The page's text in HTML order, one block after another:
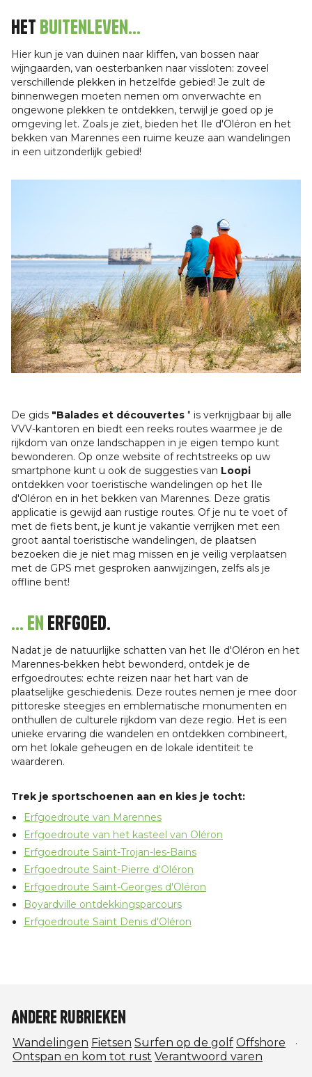
Het buitenleven...
Hier kun je van duinen naar kliffen, van bossen naar
wijngaarden, van oesterbanken naar vissloten: zoveel
verschillende plekken in hetzelfde gebied! Je zult de
binnenwegen moeten nemen om onverwachte en
ongewone plekken te ontdekken, terwijl je goed op je
omgeving let. Zoals je ziet, bieden het Ile d'Oléron en het
bekken van Marennes een ruime keuze aan wandelingen
in een uitzonderlijk gebied!
De gids "Balades et découvertes " is verkrijgbaar bij alle
VVV-kantoren en biedt een reeks routes waarmee je de
rijkdom van onze landschappen in je eigen tempo kunt
bewonderen. Op onze website of rechtstreeks op uw
smartphone kunt u ook de suggesties van Loopi
ontdekken voor toeristische wandelingen op het Ile
d'Oléron en in het bekken van Marennes. Deze gratis
applicatie is gewijd aan rustige routes. Of je nu te voet of
met de fiets bent, je kunt je vakantie verrijken met een
groot aantal toeristische wandelingen, de plaatsen
bezoeken die je niet mag missen en je veilig verplaatsen
met de GPS met gesproken aanwijzingen, zelfs als je
offline bent!
... en erfgoed.
Nadat je de natuurlijke schatten van het Ile d'Oléron en het
Marennes-bekken hebt bewonderd, ontdek je de
erfgoedroutes: echte reizen naar het hart van de
plaatselijke geschiedenis. Deze routes nemen je mee door
pittoreske steegjes en emblematische monumenten en
onthullen de culturele rijkdom van deze regio. Het is een
unieke ervaring die wandelen en ontdekken combineert,
om het lokale geheugen en de lokale identiteit te
waarderen.
Trek je sportschoenen aan en kies je tocht:
Erfgoedroute van Marennes
Erfgoedroute van het kasteel van Oléron
Erfgoedroute Saint-Trojan-les-Bains
Erfgoedroute Saint-Pierre d'Oléron
Erfgoedroute Saint-Georges d'Oléron
Boyardville ontdekkingsparcours
Erfgoedroute Saint Denis d'Oléron
Andere rubrieken
Wandelingen Fietsen Surfen op de golf Offshore
Ontspan en kom tot rust Verantwoord varen